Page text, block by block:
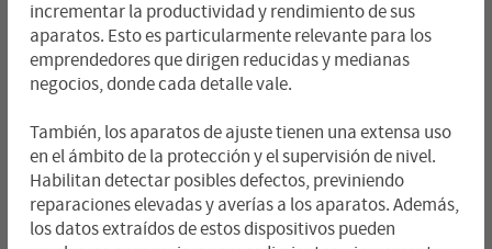
incrementar la productividad y rendimiento de sus
aparatos. Esto es particularmente relevante para los
emprendedores que dirigen reducidas y medianas
negocios, donde cada detalle vale.
También, los aparatos de ajuste tienen una extensa uso
en el ámbito de la protección y el supervisión de nivel.
Habilitan detectar posibles defectos, previniendo
reparaciones elevadas y averías a los aparatos. Además,
los datos extraídos de estos dispositivos pueden